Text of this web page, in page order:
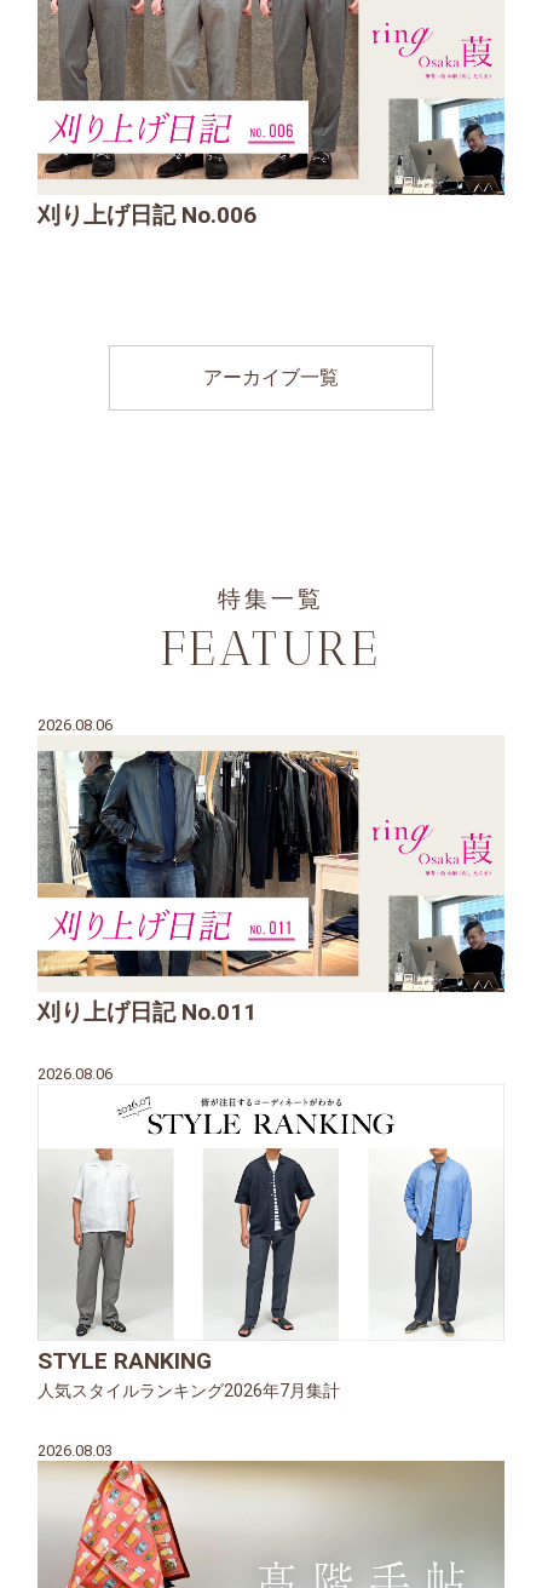
刈り上げ日記 No.006
アーカイブ一覧
特集一覧
FEATURE
2026.08.06
刈り上げ日記 No.011
2026.08.06
STYLE RANKING
人気スタイルランキング2026年7月集計
2026.08.03